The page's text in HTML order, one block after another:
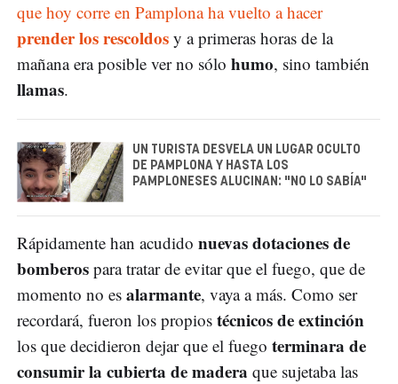
que hoy corre en Pamplona ha vuelto a hacer
prender los rescoldos y a primeras horas de la
mañana era posible ver no sólo humo, sino también
llamas.
UN TURISTA DESVELA UN LUGAR OCULTO
DE PAMPLONA Y HASTA LOS
PAMPLONESES ALUCINAN: "NO LO SABÍA"
Rápidamente han acudido nuevas dotaciones de
bomberos para tratar de evitar que el fuego, que de
momento no es alarmante, vaya a más. Como ser
recordará, fueron los propios técnicos de extinción
los que decidieron dejar que el fuego terminara de
consumir la cubierta de madera que sujetaba las